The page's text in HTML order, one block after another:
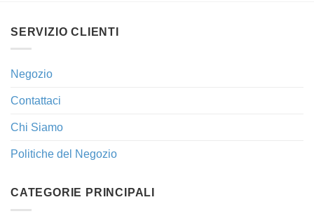
SERVIZIO CLIENTI
Negozio
Contattaci
Chi Siamo
Politiche del Negozio
CATEGORIE PRINCIPALI